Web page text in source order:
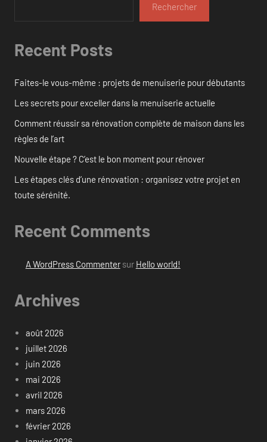
Rechercher
Recent Posts
Faites-le vous-même : projets de menuiserie pour débutants
Les secrets pour exceller dans la menuiserie actuelle
Comment réussir sa rénovation complète de maison dans les
règles de l’art
Nouvelle étape ? C’est le bon moment pour rénover
Les étapes clés d’une rénovation : organisez votre projet en
toute sérénité.
Recent Comments
A WordPress Commentersur Hello world!
Archives
août 2026
juillet 2026
juin 2026
mai 2026
avril 2026
mars 2026
février 2026